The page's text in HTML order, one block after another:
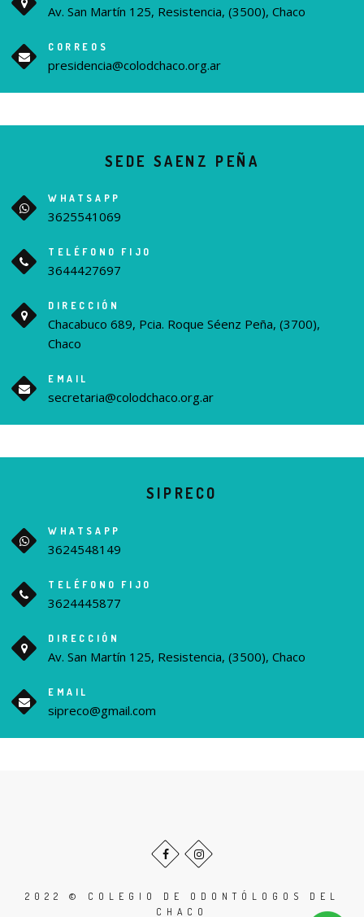
Av. San Martín 125, Resistencia, (3500), Chaco
CORREOS
presidencia@colodchaco.org.ar
SEDE SAENZ PEÑA
WHATSAPP
3625541069
TELÉFONO FIJO
3644427697
DIRECCIÓN
Chacabuco 689, Pcia. Roque Séenz Peña, (3700),
Chaco
EMAIL
secretaria@colodchaco.org.ar
SIPRECO
WHATSAPP
3624548149
TELÉFONO FIJO
3624445877
DIRECCIÓN
Av. San Martín 125, Resistencia, (3500), Chaco
EMAIL
sipreco@gmail.com
para
subir
FacebookInstagram
2022 © COLEGIO DE ODONTÓLOGOS DEL
CHACO